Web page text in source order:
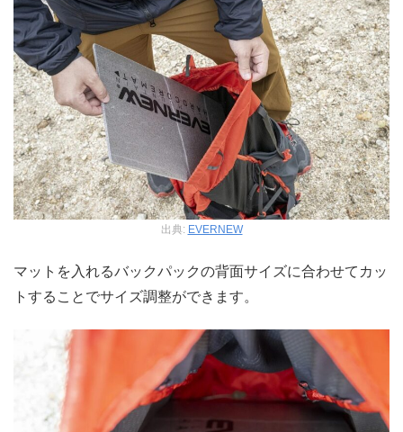
出典: EVERNEW
マットを入れるバックパックの背面サイズに合わせてカッ
トすることでサイズ調整ができます。